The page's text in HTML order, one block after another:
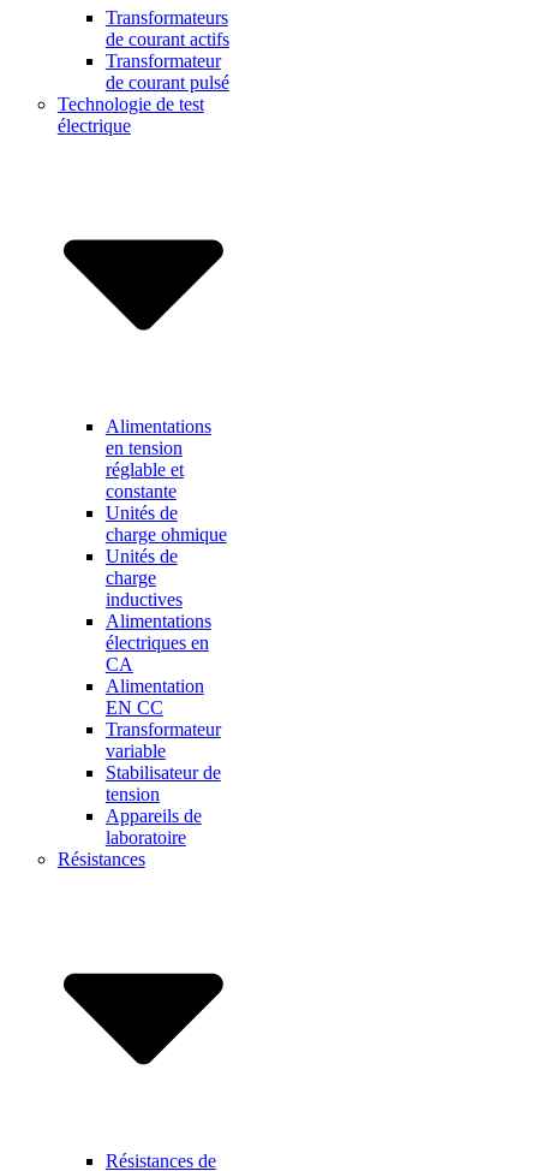
Transformateurs
de courant actifs
Transformateur
de courant pulsé
Technologie de test
électrique
Alimentations
en tension
réglable et
constante
Unités de
charge ohmique
Unités de
charge
inductives
Alimentations
électriques en
CA
Alimentation
EN CC
Transformateur
variable
Stabilisateur de
tension
Appareils de
laboratoire
Résistances
Résistances de